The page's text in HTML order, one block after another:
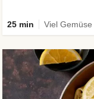
25 min